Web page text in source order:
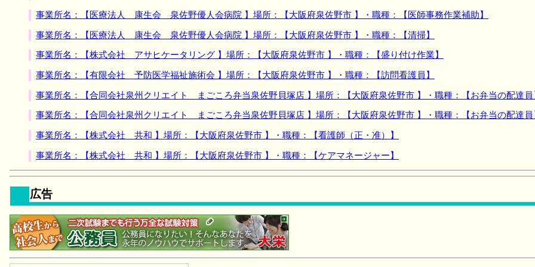
事業所名：【医療法人 康生会 泉佐野優人会病院 】場所：【大阪府泉佐野市 】・職種：【医師事務作業補助】
事業所名：【医療法人 康生会 泉佐野優人会病院 】場所：【大阪府泉佐野市 】・職種：【清掃】
事業所名：【株式会社 アサヒケータリング 】場所：【大阪府泉佐野市 】・職種：【盛り付け作業】
事業所名：【有限会社 予防医学福祉施術会 】場所：【大阪府泉佐野市 】・職種：【訪問看護員】
事業所名：【合同会社泉州クリエイト まごころ弁当泉佐野貝塚店 】場所：【大阪府泉佐野市 】・職種：【お弁当の配達員
事業所名：【合同会社泉州クリエイト まごころ弁当泉佐野貝塚店 】場所：【大阪府泉佐野市 】・職種：【お弁当の配達員
事業所名：【株式会社 共和 】場所：【大阪府泉佐野市 】・職種：【看護師（正・准）】
事業所名：【株式会社 共和 】場所：【大阪府泉佐野市 】・職種：【ケアマネージャー】
広告